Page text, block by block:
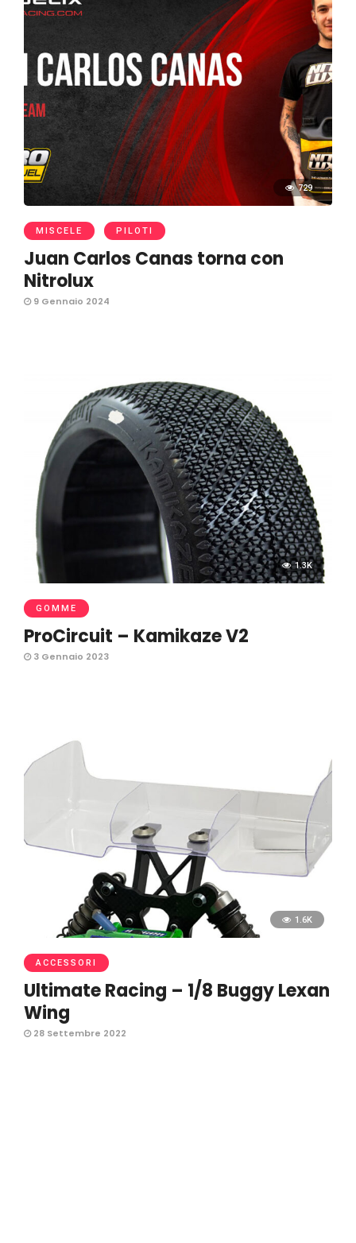
729
MISCELE PILOTI
Juan Carlos Canas torna con
Nitrolux
9 Gennaio 2024
1.3K
GOMME
ProCircuit – Kamikaze V2
3 Gennaio 2023
1.6K
ACCESSORI
Ultimate Racing – 1/8 Buggy Lexan
Wing
28 Settembre 2022